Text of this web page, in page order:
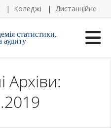
Коледжі Дистанційне
статистики,
аудиту